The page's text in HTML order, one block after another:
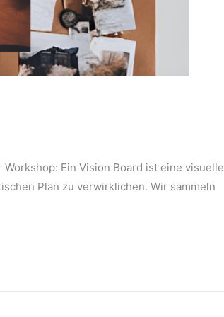
Ein Vision Board ist eine visuelle
Plan zu verwirklichen. Wir sammeln